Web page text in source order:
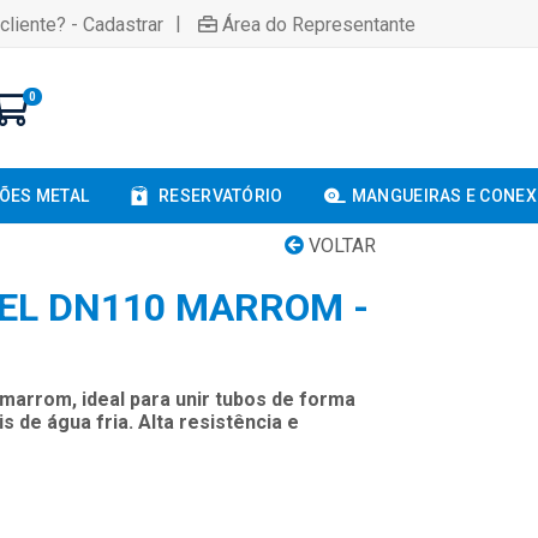
- Cadastrar | Área do Representante
0
METAL RESERVATÓRIO MANGUEIRAS E
VOLTAR
DN110 MARROM -
ideal para unir tubos de forma
de água fria. Alta resistência e